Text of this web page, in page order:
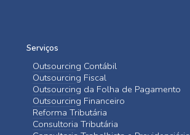
Serviços
Outsourcing Contábil
Outsourcing Fiscal
Outsourcing da Folha de Pagamento
Outsourcing Financeiro
Reforma Tributária
Consultoria Tributária